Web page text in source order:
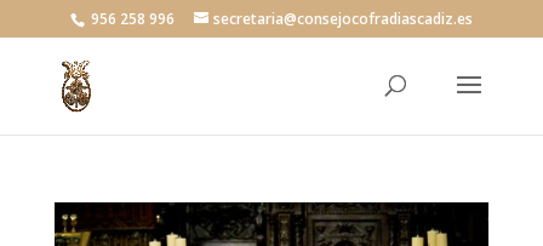
956 258 996 secretaria@consejocofradiascadiz.es